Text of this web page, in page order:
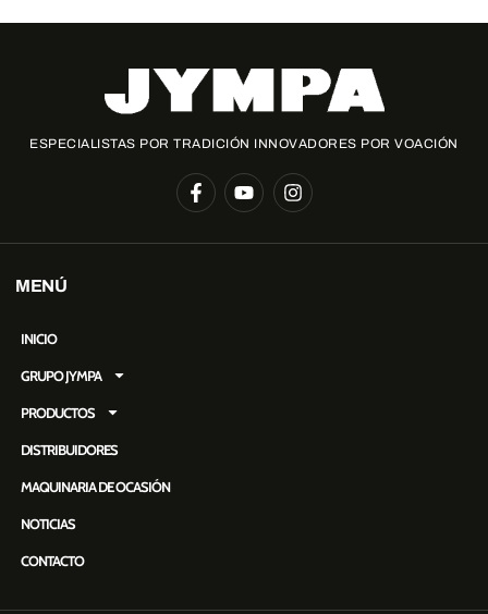
ESPECIALISTAS POR TRADICIÓN INNOVADORES POR VOACIÓN
MENÚ
INICIO
GRUPO JYMPA
PRODUCTOS
DISTRIBUIDORES
MAQUINARIA DE OCASIÓN
NOTICIAS
CONTACTO